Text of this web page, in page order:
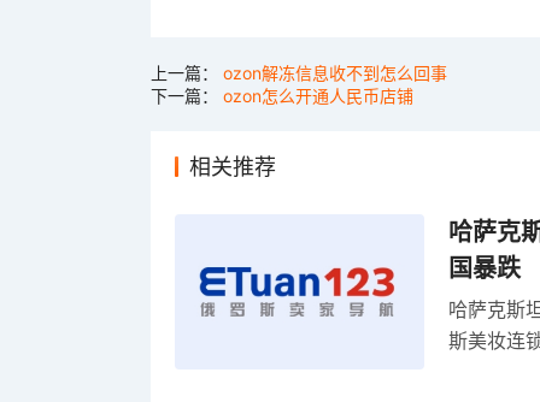
上一篇： ozon解冻信息收不到怎么回事
下一篇： ozon怎么开通人民币店铺
相关推荐
哈萨克
国暴跌
哈萨克斯
斯美妆连